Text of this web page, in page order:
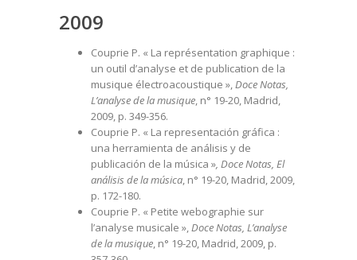
2009
Couprie P. « La représentation graphique :
un outil d’analyse et de publication de la
musique électroacoustique »,Doce Notas,
L’analyse de la musique, n° 19-20, Madrid,
2009, p. 349-356.
Couprie P. « La representación gráfica :
una herramienta de análisis y de
publicación de la música », Doce Notas, El
análisis de la música, n° 19-20, Madrid, 2009,
p. 172-180.
Couprie P. « Petite webographie sur
l’analyse musicale »,Doce Notas, L’analyse
de la musique, n° 19-20, Madrid, 2009, p.